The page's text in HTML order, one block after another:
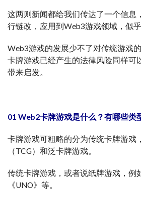
这两则新闻都给我们传达了一个信息
行链改，应用到Web3游戏领域，似
Web3游戏的发展少不了对传统游戏
卡牌游戏已经产生的法律风险同样可
带来启发。
01 Web2卡牌游戏是什么？有哪些类
卡牌游戏可粗略的分为传统卡牌游戏
（TCG）和泛卡牌游戏。
传统卡牌游戏，或者说纸牌游戏，例
《UNO》等。